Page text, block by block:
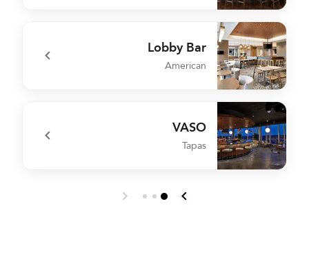
undefined The Two-One
Lobby Bar
American
undefined Lobby Bar
VASO
Tapas